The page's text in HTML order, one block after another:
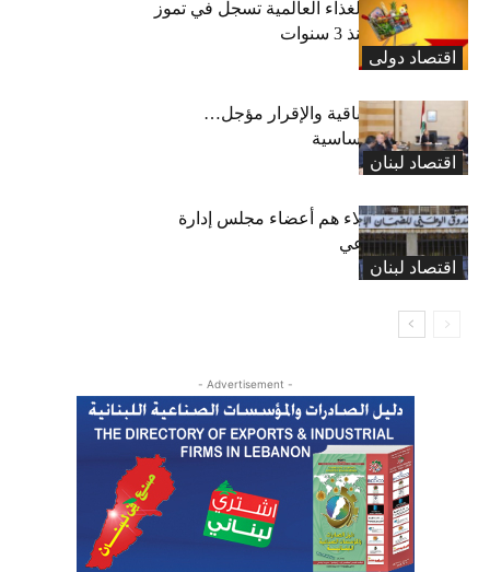
اقتصاد دولی
“الفاو”: أسعار الغذاء العالمية تسجل في تموز
أعلى مستوى منذ 3 سنوات
اقتصاد لبنان
رسوم النفايات باقية والإقرار مؤجل…
واستثناء لمواد أساسية
اقتصاد لبنان
بعد 19 عاماً: هؤلاء هم أعضاء مجلس إدارة
الضمان الاجتماعي
- Advertisement -